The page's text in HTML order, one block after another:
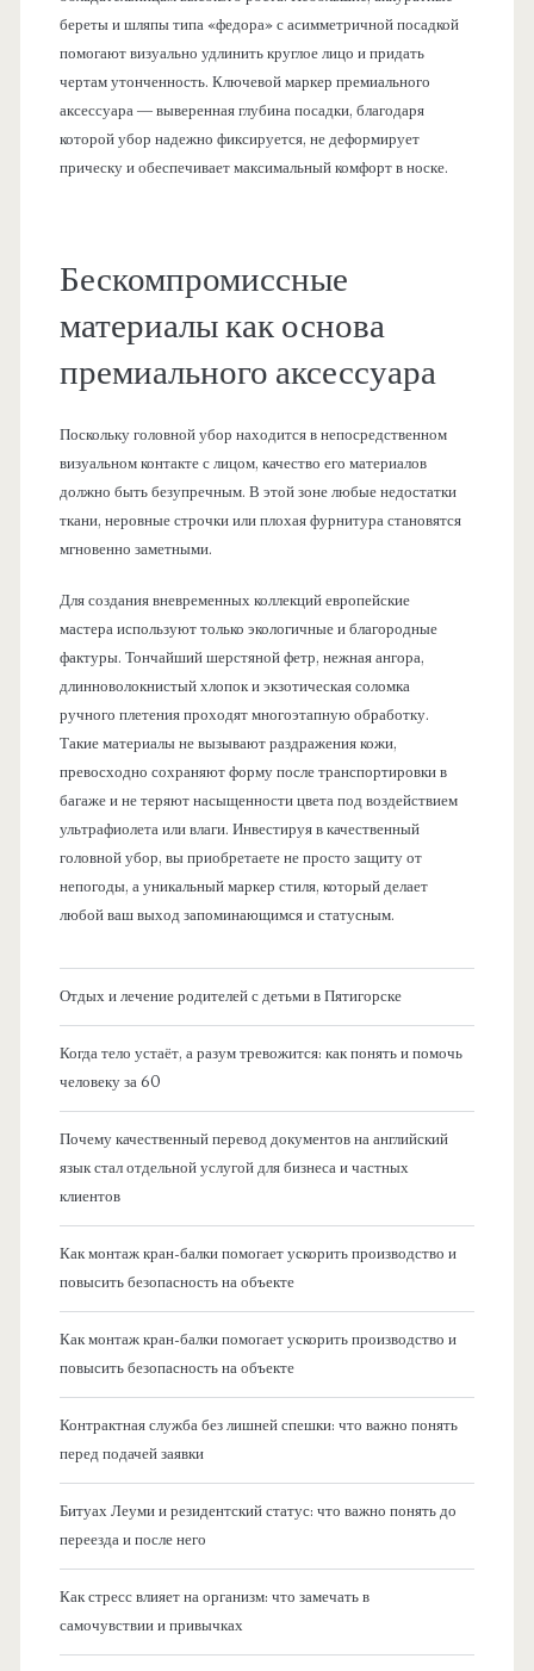
береты и шляпы типа «федора» с асимметричной посадкой
помогают визуально удлинить круглое лицо и придать
чертам утонченность. Ключевой маркер премиального
аксессуара — выверенная глубина посадки, благодаря
которой убор надежно фиксируется, не деформирует
прическу и обеспечивает максимальный комфорт в носке.
Бескомпромиссные
материалы как основа
премиального аксессуара
Поскольку головной убор находится в непосредственном
визуальном контакте с лицом, качество его материалов
должно быть безупречным. В этой зоне любые недостатки
ткани, неровные строчки или плохая фурнитура становятся
мгновенно заметными.
Для создания вневременных коллекций европейские
мастера используют только экологичные и благородные
фактуры. Тончайший шерстяной фетр, нежная ангора,
длинноволокнистый хлопок и экзотическая соломка
ручного плетения проходят многоэтапную обработку.
Такие материалы не вызывают раздражения кожи,
превосходно сохраняют форму после транспортировки в
багаже и не теряют насыщенности цвета под воздействием
ультрафиолета или влаги. Инвестируя в качественный
головной убор, вы приобретаете не просто защиту от
непогоды, а уникальный маркер стиля, который делает
любой ваш выход запоминающимся и статусным.
Отдых и лечение родителей с детьми в Пятигорске
Когда тело устаёт, а разум тревожится: как понять и помочь
человеку за 60
Почему качественный перевод документов на английский
язык стал отдельной услугой для бизнеса и частных
клиентов
Как монтаж кран-балки помогает ускорить производство и
повысить безопасность на объекте
Как монтаж кран-балки помогает ускорить производство и
повысить безопасность на объекте
Контрактная служба без лишней спешки: что важно понять
перед подачей заявки
Битуах Леуми и резидентский статус: что важно понять до
переезда и после него
Как стресс влияет на организм: что замечать в
самочувствии и привычках